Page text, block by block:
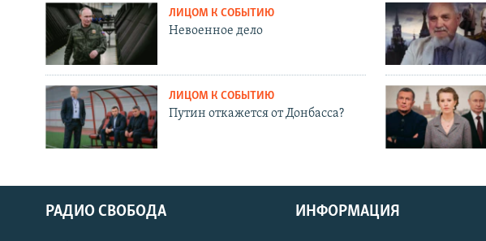
ЛИЦОМ К СОБЫТИЮ
Невоенное дело
ЛИЦОМ К СОБЫТИЮ
Путин откажется от Донбасса?
РАДИО СВОБОДА ИНФОРМАЦИЯ